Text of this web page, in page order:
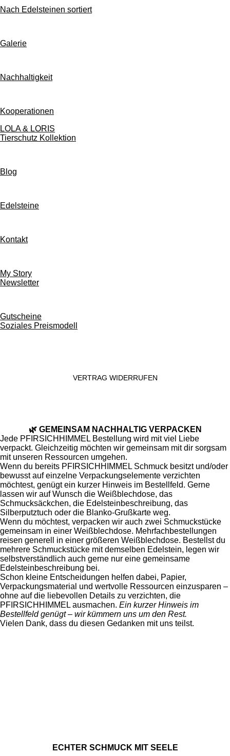
Nach Edelsteinen sortiert
Galerie
Nachhaltigkeit
Kooperationen
LOLA & LORIS
Tierschutz Kollektion
Blog
Edelsteine
Kontakt
My Story
Newsletter
Gutscheine
Soziales Preismodell
VERTRAG WIDERRUFEN
🌿 GEMEINSAM NACHHALTIG VERPACKEN
Jede PFIRSICHHIMMEL Bestellung wird mit viel Liebe
verpackt. Gleichzeitig möchten wir gemeinsam mit dir sorgsam
mit unseren Ressourcen umgehen.
Wenn du bereits PFIRSICHHIMMEL Schmuck besitzt und/oder
bewusst auf einzelne Verpackungselemente verzichten
möchtest, genügt ein kurzer Hinweis im Bestellfeld. Gerne
lassen wir auf Wunsch die Weißblechdose, das
Schmucksäckchen, die Edelsteinbeschreibung, das
Silberputztuch oder die Blanko-Grußkarte weg.
Wenn du möchtest, verpacken wir auch zwei Schmuckstücke
gemeinsam in einer Weißblechdose. Mehrfachbestellungen
reisen generell in einer größeren Weißblechdose. Bestellst du
mehrere Schmuckstücke mit demselben Edelstein, legen wir
selbstverständlich auch gerne nur eine gemeinsame
Edelsteinbeschreibung bei.
Schon kleine Entscheidungen helfen dabei, Papier,
Verpackungsmaterial und wertvolle Ressourcen einzusparen –
ohne auf die liebevollen Details zu verzichten, die
PFIRSICHHIMMEL ausmachen. Ein kurzer Hinweis im
Bestellfeld genügt – wir kümmern uns um den Rest.
Vielen Dank, dass du diesen Gedanken mit uns teilst.
ECHTER SCHMUCK MIT SEELE